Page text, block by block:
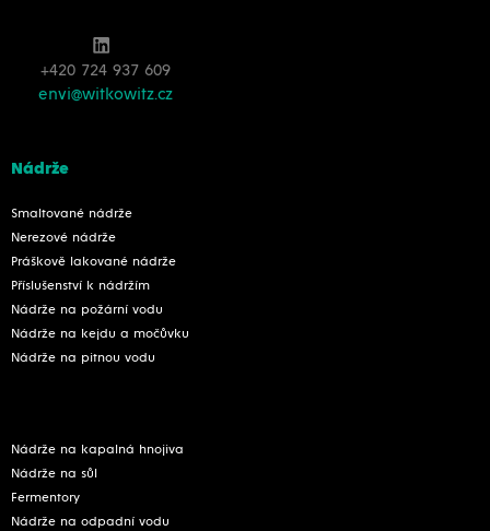
+420 724 937 609
envi@witkowitz.cz
Nádrže
Smaltované nádrže
Nerezové nádrže
Práškově lakované nádrže
Příslušenství k nádržím
Nádrže na požární vodu
Nádrže na kejdu a močůvku
Nádrže na pitnou vodu
Nádrže na kapalná hnojiva
Nádrže na sůl
Fermentory
Nádrže na odpadní vodu